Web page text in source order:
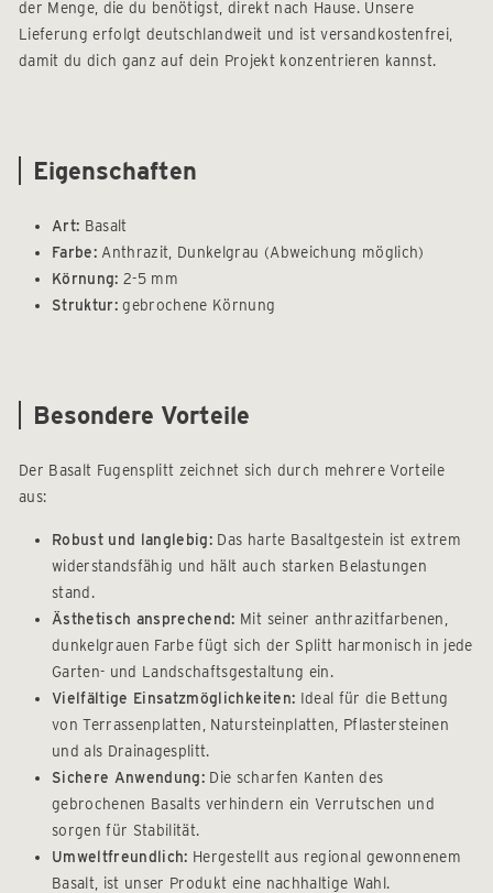
der Menge, die du benötigst, direkt nach Hause. Unsere
Lieferung erfolgt deutschlandweit und ist versandkostenfrei,
damit du dich ganz auf dein Projekt konzentrieren kannst.
Eigenschaften
Art: Basalt
Farbe: Anthrazit, Dunkelgrau (Abweichung möglich)
Körnung: 2-5 mm
Struktur: gebrochene Körnung
Besondere Vorteile
Der Basalt Fugensplitt zeichnet sich durch mehrere Vorteile
aus:
Robust und langlebig: Das harte Basaltgestein ist extrem
widerstandsfähig und hält auch starken Belastungen
stand.
Ästhetisch ansprechend: Mit seiner anthrazitfarbenen,
dunkelgrauen Farbe fügt sich der Splitt harmonisch in jede
Garten- und Landschaftsgestaltung ein.
Vielfältige Einsatzmöglichkeiten: Ideal für die Bettung
von Terrassenplatten, Natursteinplatten, Pflastersteinen
und als Drainagesplitt.
Sichere Anwendung: Die scharfen Kanten des
gebrochenen Basalts verhindern ein Verrutschen und
sorgen für Stabilität.
Umweltfreundlich: Hergestellt aus regional gewonnenem
Basalt, ist unser Produkt eine nachhaltige Wahl.